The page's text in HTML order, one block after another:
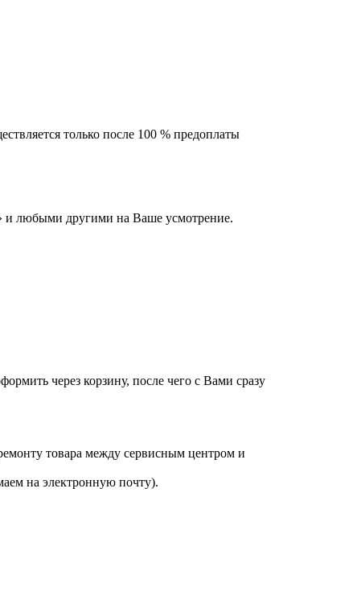
только после 100 % предоплаты
любыми другими на Ваше усмотрение.
через корзину, после чего с Вами сразу
товара между сервисным центром и
на электронную почту).